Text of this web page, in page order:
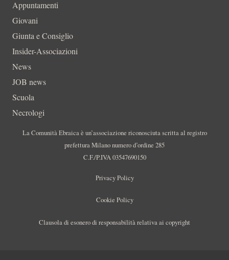
Appuntamenti
Giovani
Giunta e Consiglio
Insider-Associazioni
News
JOB news
Scuola
Necrologi
La Comunità Ebraica è un’associazione riconosciuta scritta al registro
prefettura Milano numero d’ordine 285
C.F./P.IVA 03547690150
Privacy Policy
Cookie Policy
Clausola di esonero di responsabilità relativa ai copyright